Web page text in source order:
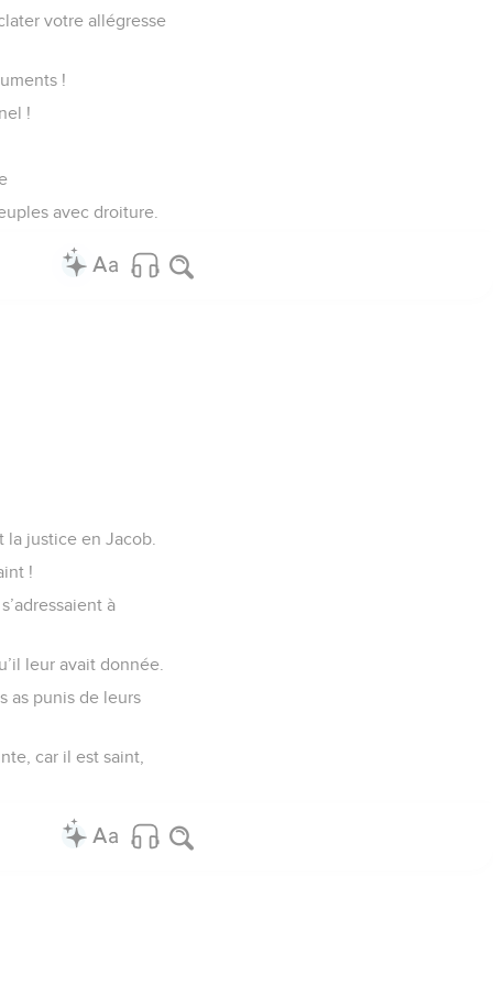
votre allégresse
!
!
avec droiture.
la justice en Jacob.
!
à
leur avait donnée.
as punis de leurs
car il est saint,